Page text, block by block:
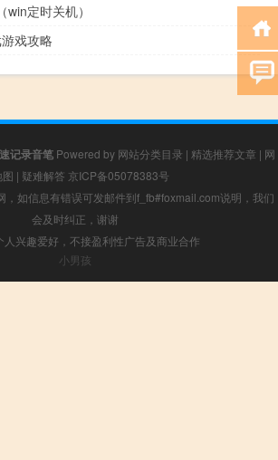
定时关机）
戏攻略
速记录音笔 Powered by 网站分类目录 | 精选推荐文章 | 网
| 疑难解答 京ICP备05078383号
，如信息有错误可发邮件到f_fb#foxmail.com说明，我们
会及时纠正，谢谢
人兴趣爱好，不接盈利性广告及商业合作
小男孩